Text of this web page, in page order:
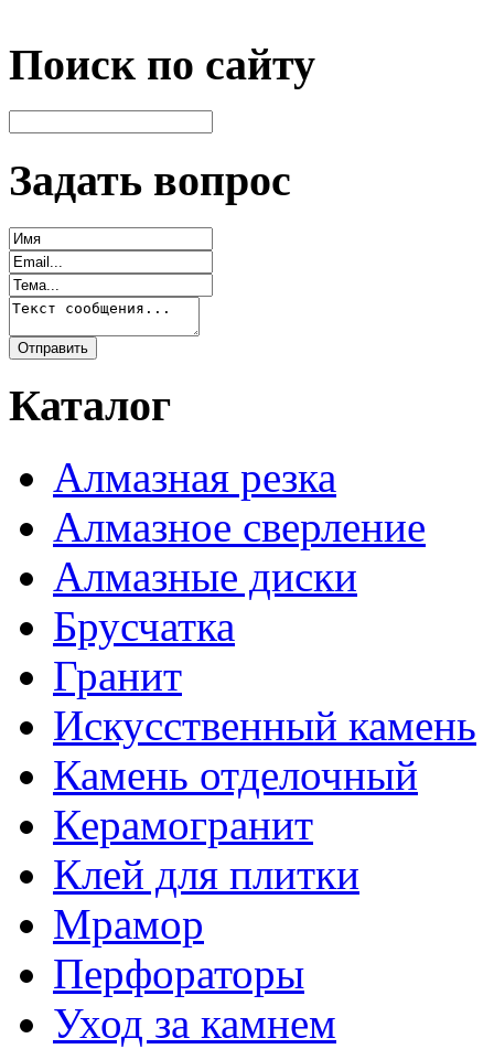
Поиск по сайту
Задать вопрос
Каталог
Алмазная резка
Алмазное сверление
Алмазные диски
Брусчатка
Гранит
Искусственный камень
Камень отделочный
Керамогранит
Клей для плитки
Мрамор
Перфораторы
Уход за камнем